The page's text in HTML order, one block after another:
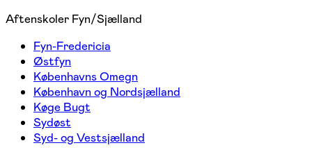
Aftenskoler Fyn/Sjælland
Fyn-Fredericia
Østfyn
Københavns Omegn
København og Nordsjælland
Køge Bugt
Sydøst
Syd- og Vestsjælland